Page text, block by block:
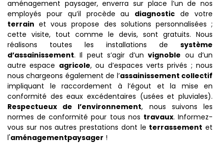
aménagement paysager, enverra sur place l’un de nos
employés pour qu’il procède au diagnostic de votre
terrain et vous propose des solutions personnalisées ;
cette visite, tout comme le devis, sont gratuits. Nous
réalisons toutes les installations de système
d’assainissement. Il peut s’agir d’unvignoble ou d’un
autre espace agricole, ou d’espaces verts privés ; nous
nous chargeons également de l’assainissement collectif
impliquant le raccordement à l’égout et la mise en
conformité des eaux excédentaires (usées et pluviales).
Respectueux de l’environnement, nous suivons les
normes de conformité pour tous nos travaux. Informez-
vous sur nos autres prestations dont le terrassement et
l'aménagementpaysager !